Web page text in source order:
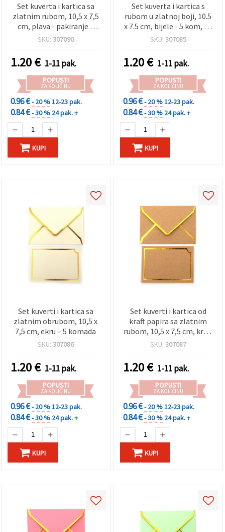
Set kuverta i kartica sa
zlatnim rubom, 10,5 x 7,5
cm, plava - pakiranje 5
kom.
SKU: 307090
1.20€ 1-11 pak.
POPUSTI
ZA KOLIČINU
0.96 €- 20 %12-23 pak.
0.84 €- 30 % 24 pak. +
KUPI
Set kuverta i kartica s
rubom u zlatnoj boji, 10.5
x 7.5 cm, bijele - 5 kom, za
scrapbooking
SKU: 307085
1.20€ 1-11 pak.
POPUSTI
ZA KOLIČINU
0.96 €- 20 %12-23 pak.
0.84 €- 30 % 24 pak. +
KUPI
Set kuverti i kartica sa
zlatnim obrubom, 10,5 x
7,5 cm, ekru – 5 komada
SKU: 307086
1.20€ 1-11 pak.
POPUSTI
ZA KOLIČINU
0.96 €- 20 %12-23 pak.
0.84 €- 30 % 24 pak. +
KUPI
Set kuverti i kartica od
kraft papira sa zlatnim
rubom, 10,5 x 7,5 cm, kraft
boja – 5 kom
SKU: 307087
1.20€ 1-11 pak.
POPUSTI
ZA KOLIČINU
0.96 €- 20 %12-23 pak.
0.84 €- 30 % 24 pak. +
KUPI